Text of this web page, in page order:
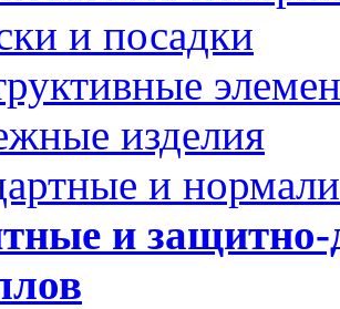
и посадки
изделия
и
и защитно-